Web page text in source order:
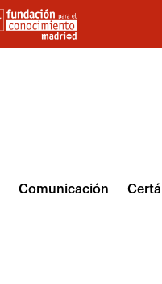
Comunicación